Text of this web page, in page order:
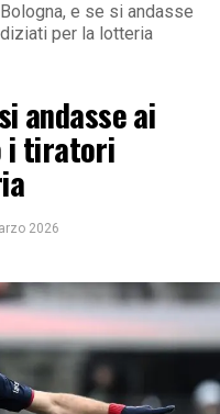
e se si andasse
per la lotteria
andasse ai
i tiratori
2026